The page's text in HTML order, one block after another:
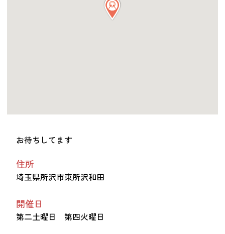
お待ちしてます
住所
埼玉県所沢市東所沢和田
開催日
第二土曜日 第四火曜日